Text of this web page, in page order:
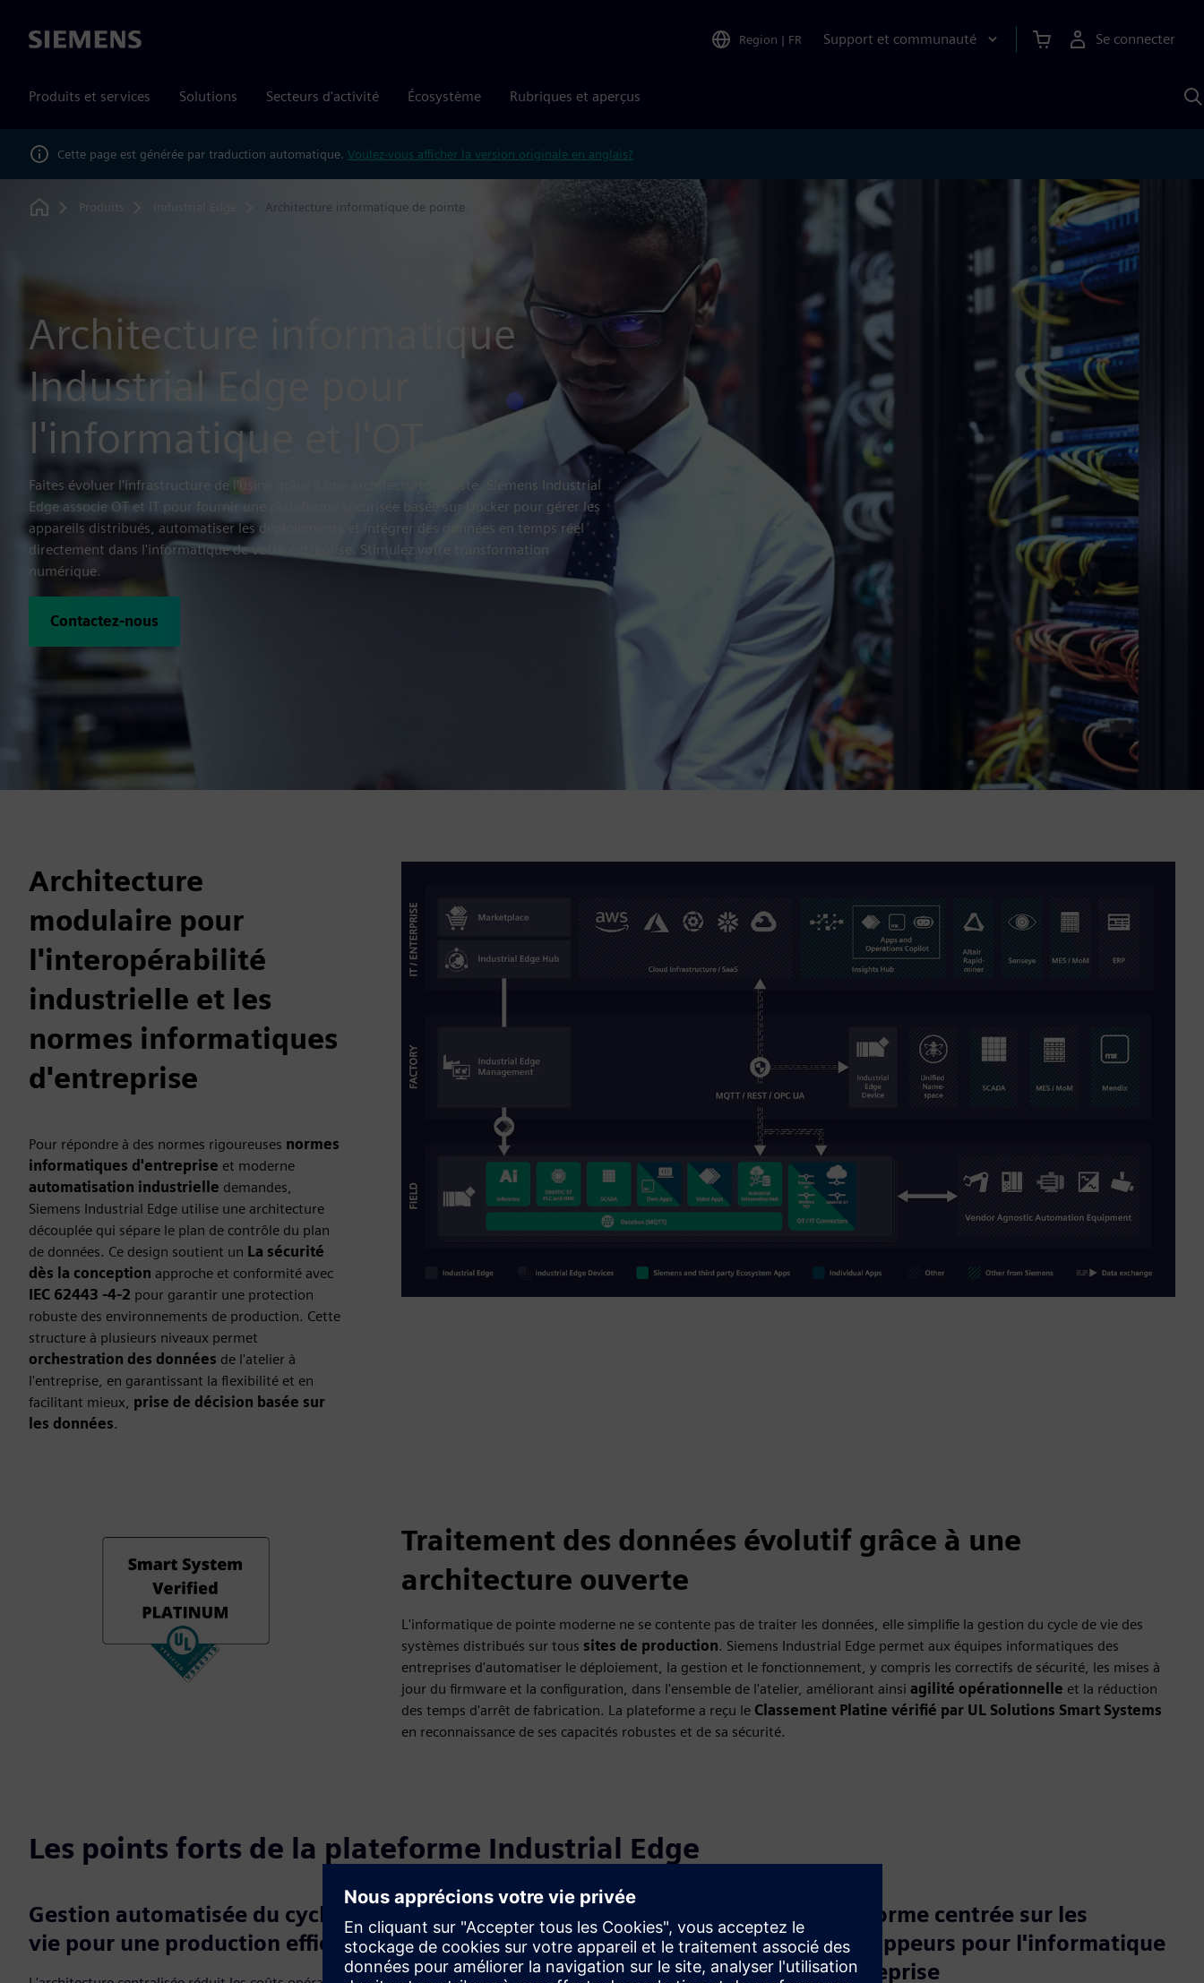
Siemens Region | FR Support et communauté Se connecter
Produits et services Solutions Secteurs d'activité Écosystème Rubriques et aperçus
Cette page est générée par traduction automatique. Voulez-vous afficher la version originale en anglais?
Home
Produits Architecture informatique de pointe
Architecture informatique
Industrial Edge pour
l'informatique et l'OT
Faites évoluer l'infrastructure de l'usine grâce à une architecture robuste. Siemens Industrial
Edge associe OT et IT pour fournir une plateforme sécurisée basée sur Docker pour gérer les
appareils distribués, automatiser les déploiements et intégrer des données en temps réel
directement dans l'informatique de votre entreprise. Stimulez votre transformation
numérique.
Contactez-nous
Architecture
modulaire pour
l'interopérabilité
industrielle et les
normes informatiques
d'entreprise
Pour répondre à des normes rigoureuses normes
informatiques d'entreprise et moderne
automatisation industrielle demandes,
Siemens Industrial Edge utilise une architecture
découplée qui sépare le plan de contrôle du plan
de données. Ce design soutient un La sécurité
dès la conception approche et conformité avec
IEC 62443 -4-2 pour garantir une protection
robuste des environnements de production. Cette
structure à plusieurs niveaux permet
orchestration des données de l'atelier à
l'entreprise, en garantissant la flexibilité et en
facilitant mieux, prise de décision basée sur
les données.
Traitement des données évolutif grâce à une
architecture ouverte
L'informatique de pointe moderne ne se contente pas de traiter les données, elle simplifie la gestion du cycle de vie des
systèmes distribués sur tous sites de production. Siemens Industrial Edge permet aux équipes informatiques des
entreprises d'automatiser le déploiement, la gestion et le fonctionnement, y compris les correctifs de sécurité, les mises à
jour du firmware et la configuration, dans l'ensemble de l'atelier, améliorant ainsi agilité opérationnelle et la réduction
des temps d'arrêt de fabrication. La plateforme a reçu le Classement Platine vérifié par UL Solutions Smart Systems
en reconnaissance de ses capacités robustes et de sa sécurité.
Les points forts de la plateforme Industrial Edge
Gestion automatisée du cycle de
vie pour une production efficace
Administration du déploiement
d'Industrial Edge
Plateforme centrée sur les
développeurs pour l'informatique
d'entreprise